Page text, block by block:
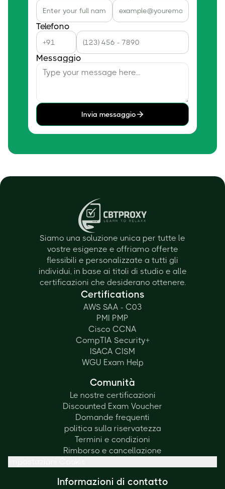
Telefono
Messaggio
Invia messaggio
Siamo una soluzione unica per tutte le
vostre esigenze e offriamo offerte
flessibili e personalizzate a tutti gli
individui, in base ai titoli di studio e alle
certificazioni che desiderano ottenere.
Certifications
AWS SAA - C03
PMI PMP
Cisco CCNA
CompTIA Security+
ISACA CISM
WGU Exam Help
Comunità
Le nostre certificazioni
Discounted Exam Voucher
Domande frequenti
politica sulla riservatezza
Termini e condizioni
Rimborso e cancellazione
Informazioni di contatto